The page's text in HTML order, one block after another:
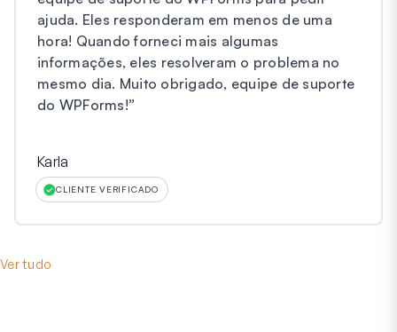
ajuda. Eles responderam em menos de uma
hora! Quando forneci mais algumas
informações, eles resolveram o problema no
mesmo dia. Muito obrigado, equipe de suporte
do WPForms!”
Karla
CLIENTE VERIFICADO
Ver tudo